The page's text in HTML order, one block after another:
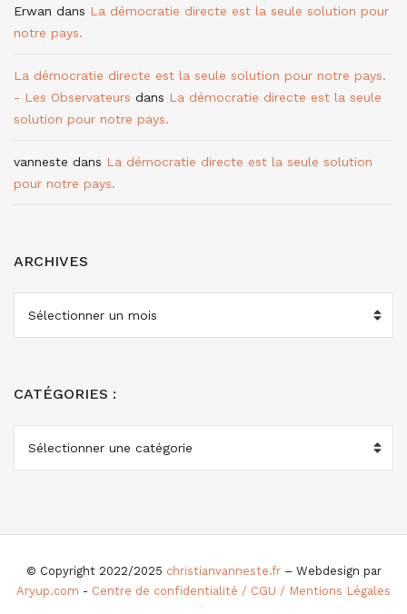
Erwan dans La démocratie directe est la seule solution pour
notre pays.
La démocratie directe est la seule solution pour notre pays.
- Les Observateurs dans La démocratie directe est la seule
solution pour notre pays.
vanneste dans La démocratie directe est la seule solution
pour notre pays.
ARCHIVES
CATÉGORIES :
© Copyright 2022/2025 christianvanneste.fr– Webdesign par
Aryup.com - Centre de confidentialité / CGU / Mentions Légales